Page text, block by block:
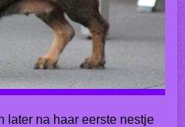
later na haar eerste nestje